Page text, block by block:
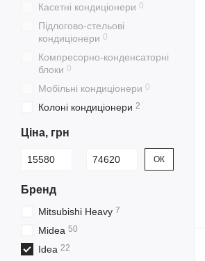
Касетні кондиціонери 0
Підлогово-стельові
кондиціонери 0
Компресорно-конденсаторні
блоки 0
Мобільні кондиціонери 0
Колоні кондиціонери 2
Ціна, грн
Від Ціна, грн
До Ціна, грн ОК
Бренд
Mitsubishi Heavy 7
Midea 50
Idea 22